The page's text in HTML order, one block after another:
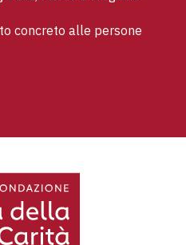
concreto alle persone